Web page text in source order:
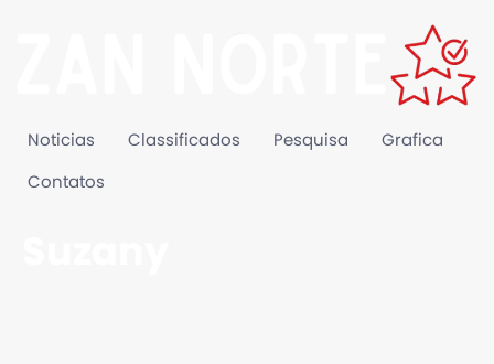
Noticias Classificados Pesquisa Grafica
Contatos